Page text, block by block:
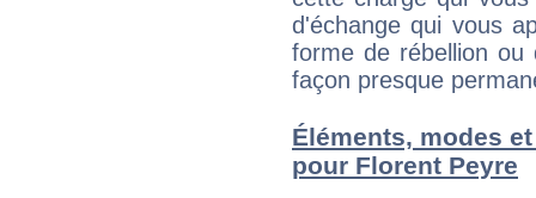
d'échange qui vous
forme de rébellion ou
façon presque
Éléments, modes
pour Florent Peyre